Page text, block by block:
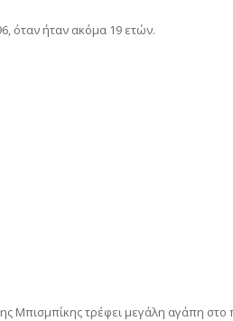
όταν ήταν ακόμα 19 ετών.
τρέφει μεγάλη αγάπη στο